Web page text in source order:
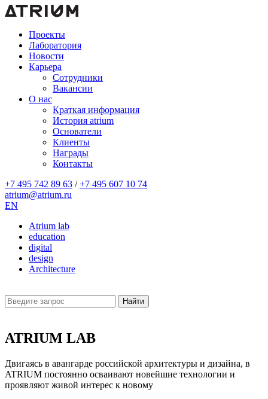
Проекты
Лаборатория
Новости
Карьера
Сотрудники
Вакансии
О нас
Краткая информация
История atrium
Основатели
Клиенты
Награды
Контакты
+7 495 742 89 63 / +7 495 607 10 74
atrium@atrium.ru
EN
Atrium lab
education
digital
design
Architecture
Найти
ATRIUM LAB
Двигаясь в авангарде российской архитектуры и дизайна, в
ATRIUM постоянно осваивают новейшие технологии и
проявляют живой интерес к новому